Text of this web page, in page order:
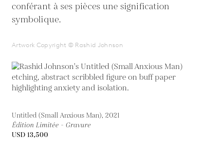
Untitled (Small Anxious Man), 2021
Édition Limitée - Gravure
USD 13,500
conférant à ses pièces une signification
symbolique.
Artwork Copyright © Rashid Johnson